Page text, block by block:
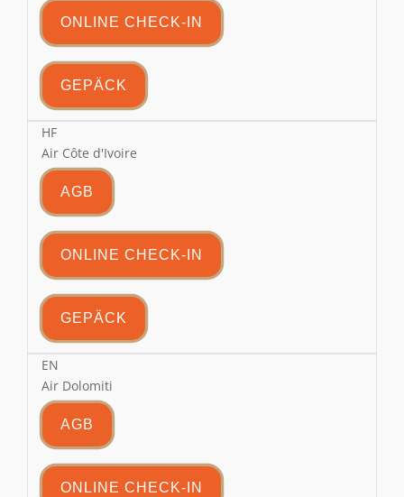
ONLINE CHECK-IN
GEPÄCK
HF
Air Côte d'Ivoire
AGB
ONLINE CHECK-IN
GEPÄCK
EN
Air Dolomiti
AGB
ONLINE CHECK-IN